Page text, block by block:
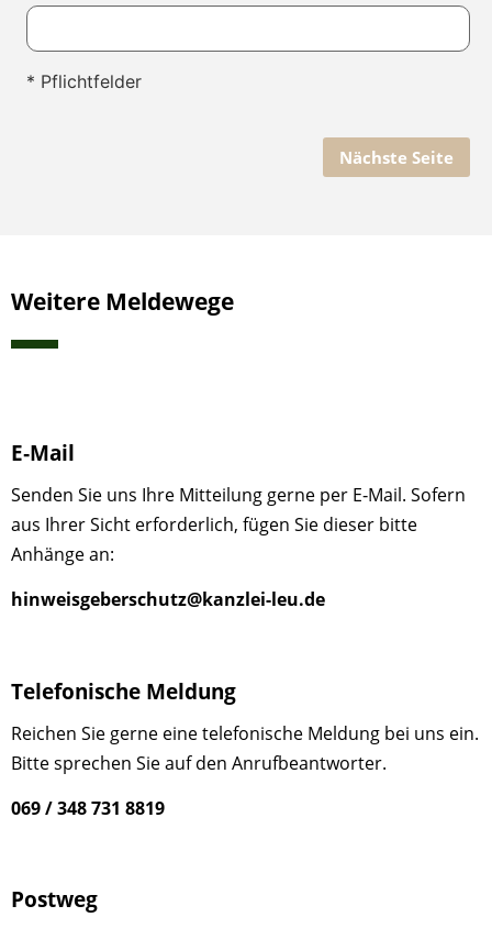
* Pflichtfelder
Nächste Seite
Weitere Meldewege
E‑Mail
Senden Sie uns Ihre Mitteilung gerne per E‑Mail. Sofern
aus Ihrer Sicht erforderlich, fügen Sie dieser bitte
Anhänge an:
hinweisgeberschutz@kanzlei-leu.de
Telefonische Meldung
Reichen Sie gerne eine telefonische Meldung bei uns ein.
Bitte sprechen Sie auf den Anrufbeantworter.
069 / 348 731 8819
Postweg